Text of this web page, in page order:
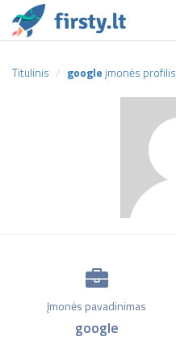
Titulinis google įmonės profilis
Įmonės pavadinimas
google